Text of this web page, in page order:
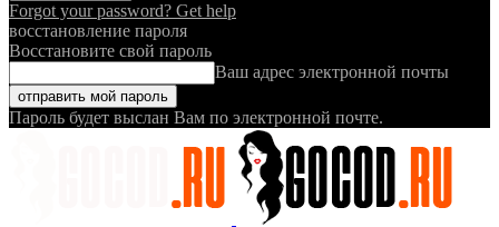
Forgot your password? Get help
восстановление пароля
Восстановите свой пароль
Ваш адрес электронной почты
Пароль будет выслан Вам по электронной почте.